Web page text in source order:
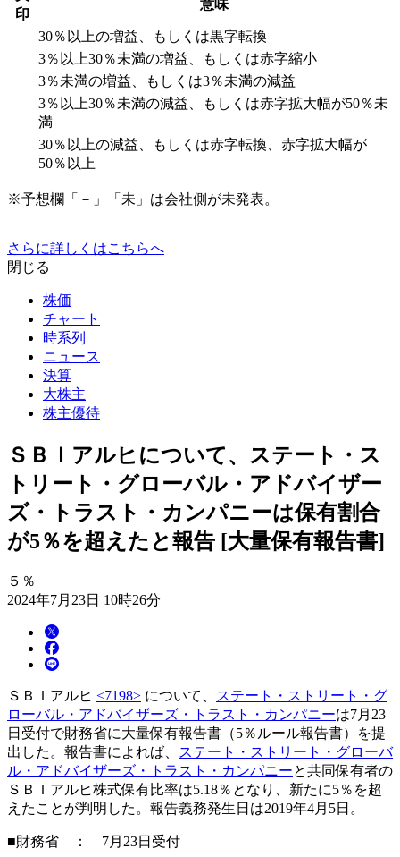
印
意味
30％以上の増益、もしくは黒字転換
3％以上30％未満の増益、もしくは赤字縮小
3％未満の増益、もしくは3％未満の減益
3％以上30％未満の減益、もしくは赤字拡大幅が50％未
満
30％以上の減益、もしくは赤字転換、赤字拡大幅が
50％以上
※予想欄「－」「未」は会社側が未発表。
さらに詳しくはこちらへ
閉じる
株価
チャート
時系列
ニュース
決算
大株主
株主優待
ＳＢＩアルヒについて、ステート・ス
トリート・グローバル・アドバイザー
ズ・トラスト・カンパニーは保有割合
が5％を超えたと報告 [大量保有報告書]
５％
2024年7月23日 10時26分
ＳＢＩアルヒ <7198> について、 ステート・ストリート・グ
ローバル・アドバイザーズ・トラスト・カンパニーは7月23
日受付で財務省に大量保有報告書（5％ルール報告書）を提
出した。報告書によれば、 ステート・ストリート・グローバ
ル・アドバイザーズ・トラスト・カンパニーと共同保有者の
ＳＢＩアルヒ株式保有比率は5.18％となり、新たに5％を超
えたことが判明した。報告義務発生日は2019年4月5日。
■財務省 ： 7月23日受付